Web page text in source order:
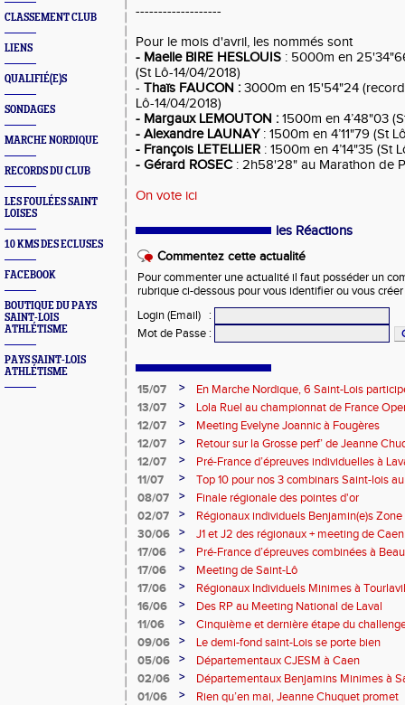
CLASSEMENT CLUB
LIENS
QUALIFIÉ(E)S
SONDAGES
MARCHE NORDIQUE
RECORDS DU CLUB
LES FOULÉES SAINT
LOISES
10 KMS DES ECLUSES
FACEBOOK
BOUTIQUE DU PAYS
SAINT-LOIS
ATHLÉTISME
PAYS SAINT-LOIS
ATHLÉTISME
-------------------
Pour le mois d'avril, les nommés sont
- Maelle BIRE HESLOUIS : 5000m en
(St Lô-14/04/2018)
- Thaïs FAUCON : 3000m en 15'54"24
Lô-14/04/2018)
- Margaux LEMOUTON : 1500m en 4’48"03
- Alexandre LAUNAY: 1500m en 4’11"79 (St
- François LETELLIER : 1500m en 4’14"35 (St
- Gérard ROSEC : 2h58'28" au Marathon de
On vote ici
les Réactions
Commentez cette actualité
Pour commenter une actualité il faut posséder un
rubrique ci-dessous pour vous identifier ou vous
Login (Email)
:
Mot de Passe :
15/07 >
En Marche Nordique, 6 Saint-Lois
13/07
>
Lola Ruel au championnat de France
12/07
>
Meeting Evelyne Joannic à Fougères
12/07
>
Retour sur la Grosse perf’ de Jeanne
de l’Est Lyonnais
12/07 >
Pré-France d’épreuves individuelles à
11/07
>
Top 10 pour nos 3 combinars Saint-lois
d'EC à Aix-en-Provence
08/07 >
Finale régionale des pointes d'or
02/07
>
Régionaux individuels Benjamin(e)s
30/06
>
J1 et J2 des régionaux + meeting de Caen
17/06
>
Pré-France d’épreuves combinées à
17/06
>
Meeting de Saint-Lô
17/06
>
Régionaux Individuels Minimes à
16/06
>
Des RP au Meeting National de Laval
11/06
>
Cinquième et dernière étape du
09/06
>
Le demi-fond saint-Lois se porte bien
05/06
>
Départementaux CJESM à Caen
02/06
>
Départementaux Benjamins Minimes à
01/06
>
Rien qu’en mai, Jeanne Chuquet promet